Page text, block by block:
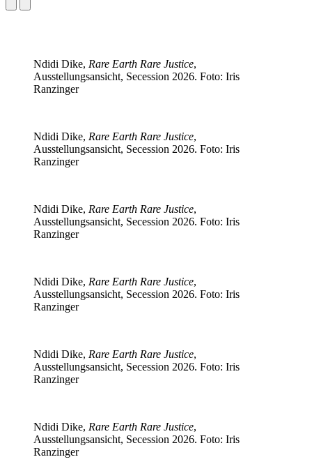
Ndidi Dike, Rare Earth Rare Justice,
Ausstellungsansicht, Secession 2026. Foto: Iris
Ranzinger
Ndidi Dike, Rare Earth Rare Justice,
Ausstellungsansicht, Secession 2026. Foto: Iris
Ranzinger
Ndidi Dike, Rare Earth Rare Justice,
Ausstellungsansicht, Secession 2026. Foto: Iris
Ranzinger
Ndidi Dike, Rare Earth Rare Justice,
Ausstellungsansicht, Secession 2026. Foto: Iris
Ranzinger
Ndidi Dike, Rare Earth Rare Justice,
Ausstellungsansicht, Secession 2026. Foto: Iris
Ranzinger
Ndidi Dike, Rare Earth Rare Justice,
Ausstellungsansicht, Secession 2026. Foto: Iris
Ranzinger